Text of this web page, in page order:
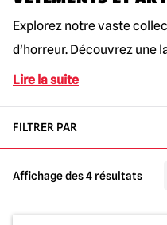
ET LA MEILLEURE GAMME DU
Explorez notre vaste
d'horreur. Découvrez une
Lire la suite
FILTRER PAR
Affichage des 4 résultats